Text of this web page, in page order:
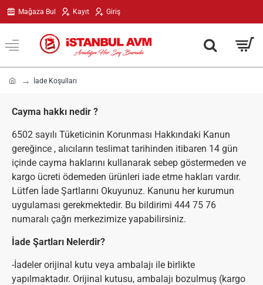
Mağaza Bul Kayıt Giriş
e
İade Koşulları
Cayma hakkı nedir ?
6502 sayılı Tüketicinin Korunması Hakkındaki Kanun
gereğince , alıcıların teslimat tarihinden itibaren 14 gün
içinde cayma haklarını kullanarak sebep göstermeden ve
kargo ücreti ödemeden ürünleri iade etme hakları vardır.
Lütfen İade Şartlarını Okuyunuz. Kanunu her kurumun
uygulaması gerekmektedir. Bu bildirimi 444 75 76
numaralı çağrı merkezimize yapabilirsiniz.
İade Şartları Nelerdir?
-İadeler orijinal kutu veya ambalajı ile birlikte
yapılmaktadır. Orijinal kutusu, ambalajı bozulmuş (kargo